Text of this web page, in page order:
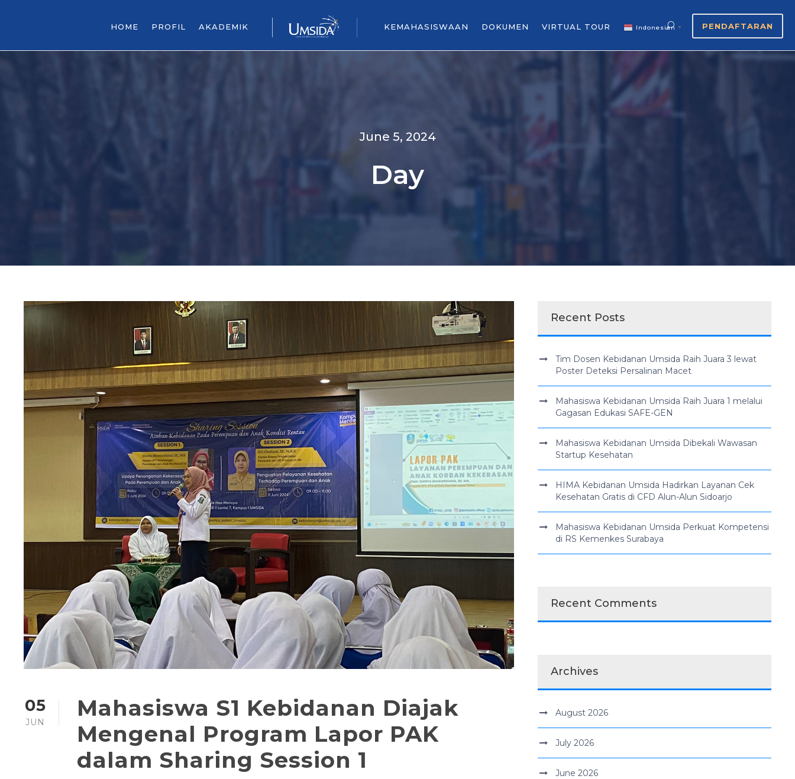
HOME PROFIL AKADEMIK KEMAHASISWAAN DOKUMEN VIRTUAL TOUR Indonesian ▼ PENDAFTARAN
June 5, 2024
Day
05
JUN
Mahasiswa S1 Kebidanan Diajak
Mengenal Program Lapor PAK
dalam Sharing Session 1
Recent Posts
Tim Dosen Kebidanan Umsida Raih Juara 3 lewat
Poster Deteksi Persalinan Macet
Mahasiswa Kebidanan Umsida Raih Juara 1 melalui
Gagasan Edukasi SAFE-GEN
Mahasiswa Kebidanan Umsida Dibekali Wawasan
Startup Kesehatan
HIMA Kebidanan Umsida Hadirkan Layanan Cek
Kesehatan Gratis di CFD Alun-Alun Sidoarjo
Mahasiswa Kebidanan Umsida Perkuat Kompetensi
di RS Kemenkes Surabaya
Recent Comments
Archives
August 2026
July 2026
June 2026